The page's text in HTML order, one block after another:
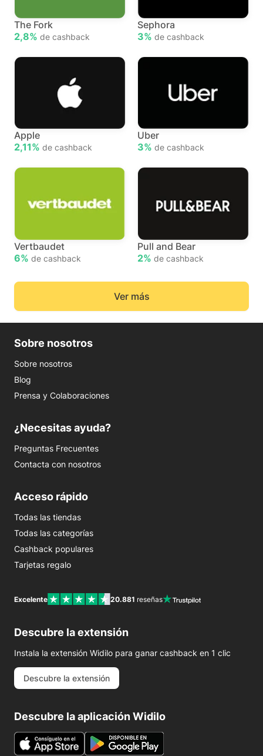
The Fork
2,8% de cashback
Sephora
3% de cashback
Apple
2,11% de cashback
Uber
3% de cashback
Vertbaudet
6% de cashback
Pull and Bear
2% de cashback
Ver más
Sobre nosotros
Sobre nosotros
Blog
Prensa y Colaboraciones
¿Necesitas ayuda?
Preguntas Frecuentes
Contacta con nosotros
Acceso rápido
Todas las tiendas
Todas las categorías
Cashback populares
Tarjetas regalo
Excelente 20.881 reseñas
Descubre la extensión
Instala la extensión Widilo para ganar cashback en 1 clic
Descubre la extensión
Descubre la aplicación Widilo